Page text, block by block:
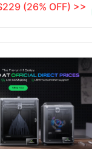
(26% OFF) >>